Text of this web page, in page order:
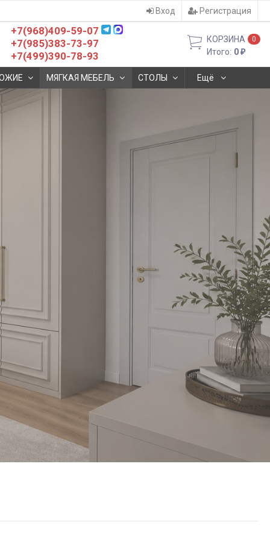
Вход Регистрация
+7(968)409-59-07
+7(985)383-73-97
+7(499)390-78-93
КОРЗИНА 0
Итого: 0₽
МЯГКАЯ МЕБЕЛЬ СТОЛЫ Ещё